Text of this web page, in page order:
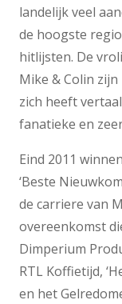
landelijk veel
de hoogste
hitlijsten. De
Mike & Colin
zich heeft
fanatieke en
Eind 2011
‘Beste
de carriere van
overeenkomst
Dimperium
RTL Koffietijd,
en het